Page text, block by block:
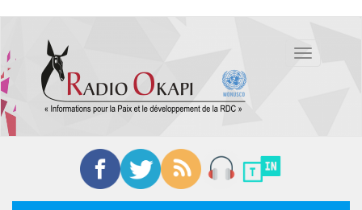
contenu
principal
Toggle